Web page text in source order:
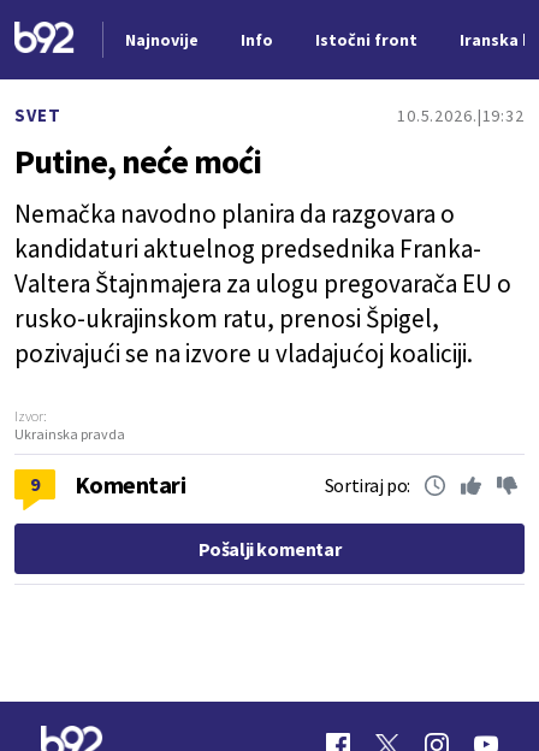
Najnovije Info Istočni front Iranska
SVET 10.5.2026. 19:32
Putine, neće moći
Nemačka navodno planira da razgovara o
kandidaturi aktuelnog predsednika Franka-
Valtera Štajnmajera za ulogu pregovarača EU o
rusko-ukrajinskom ratu, prenosi Špigel,
pozivajući se na izvore u vladajućoj koaliciji.
Izvor:
Ukrainska pravda
9 Komentari Sortiraj po:
Pošalji komentar